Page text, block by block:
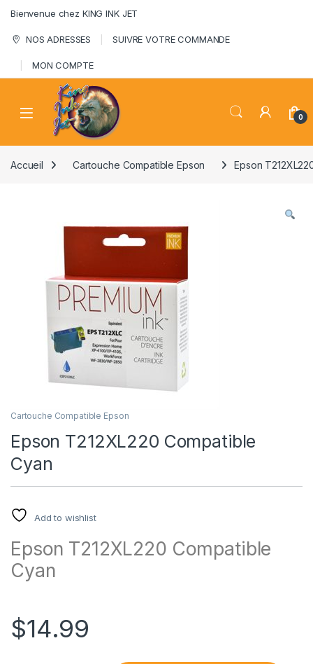
Bienvenue chez KING INK JET
NOS ADRESSES SUIVRE VOTRE COMMANDE
MON COMPTE
0
Accueil Cartouche Compatible Epson Epson
Cartouche Compatible Epson
Epson T212XL220 Compatible
Cyan
Add to wishlist
Epson T212XL220 Compatible
Cyan
$14.99